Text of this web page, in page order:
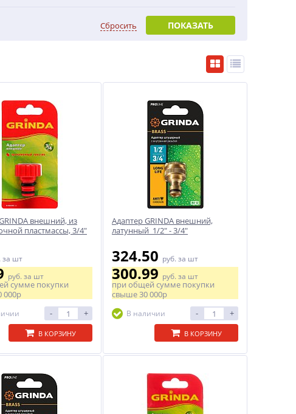
ПОКАЗАТЬ
Сбросить
внешний, из
пластмассы, 3/4"
за шт
руб. за шт
сумме покупки
000р
- +
В КОРЗИНУ
Адаптер GRINDA внешний,
латунный 1/2" - 3/4"
324.50 руб. за шт
300.99руб. за шт
при общей сумме покупки
свыше30 000р
В наличии - +
В КОРЗИНУ